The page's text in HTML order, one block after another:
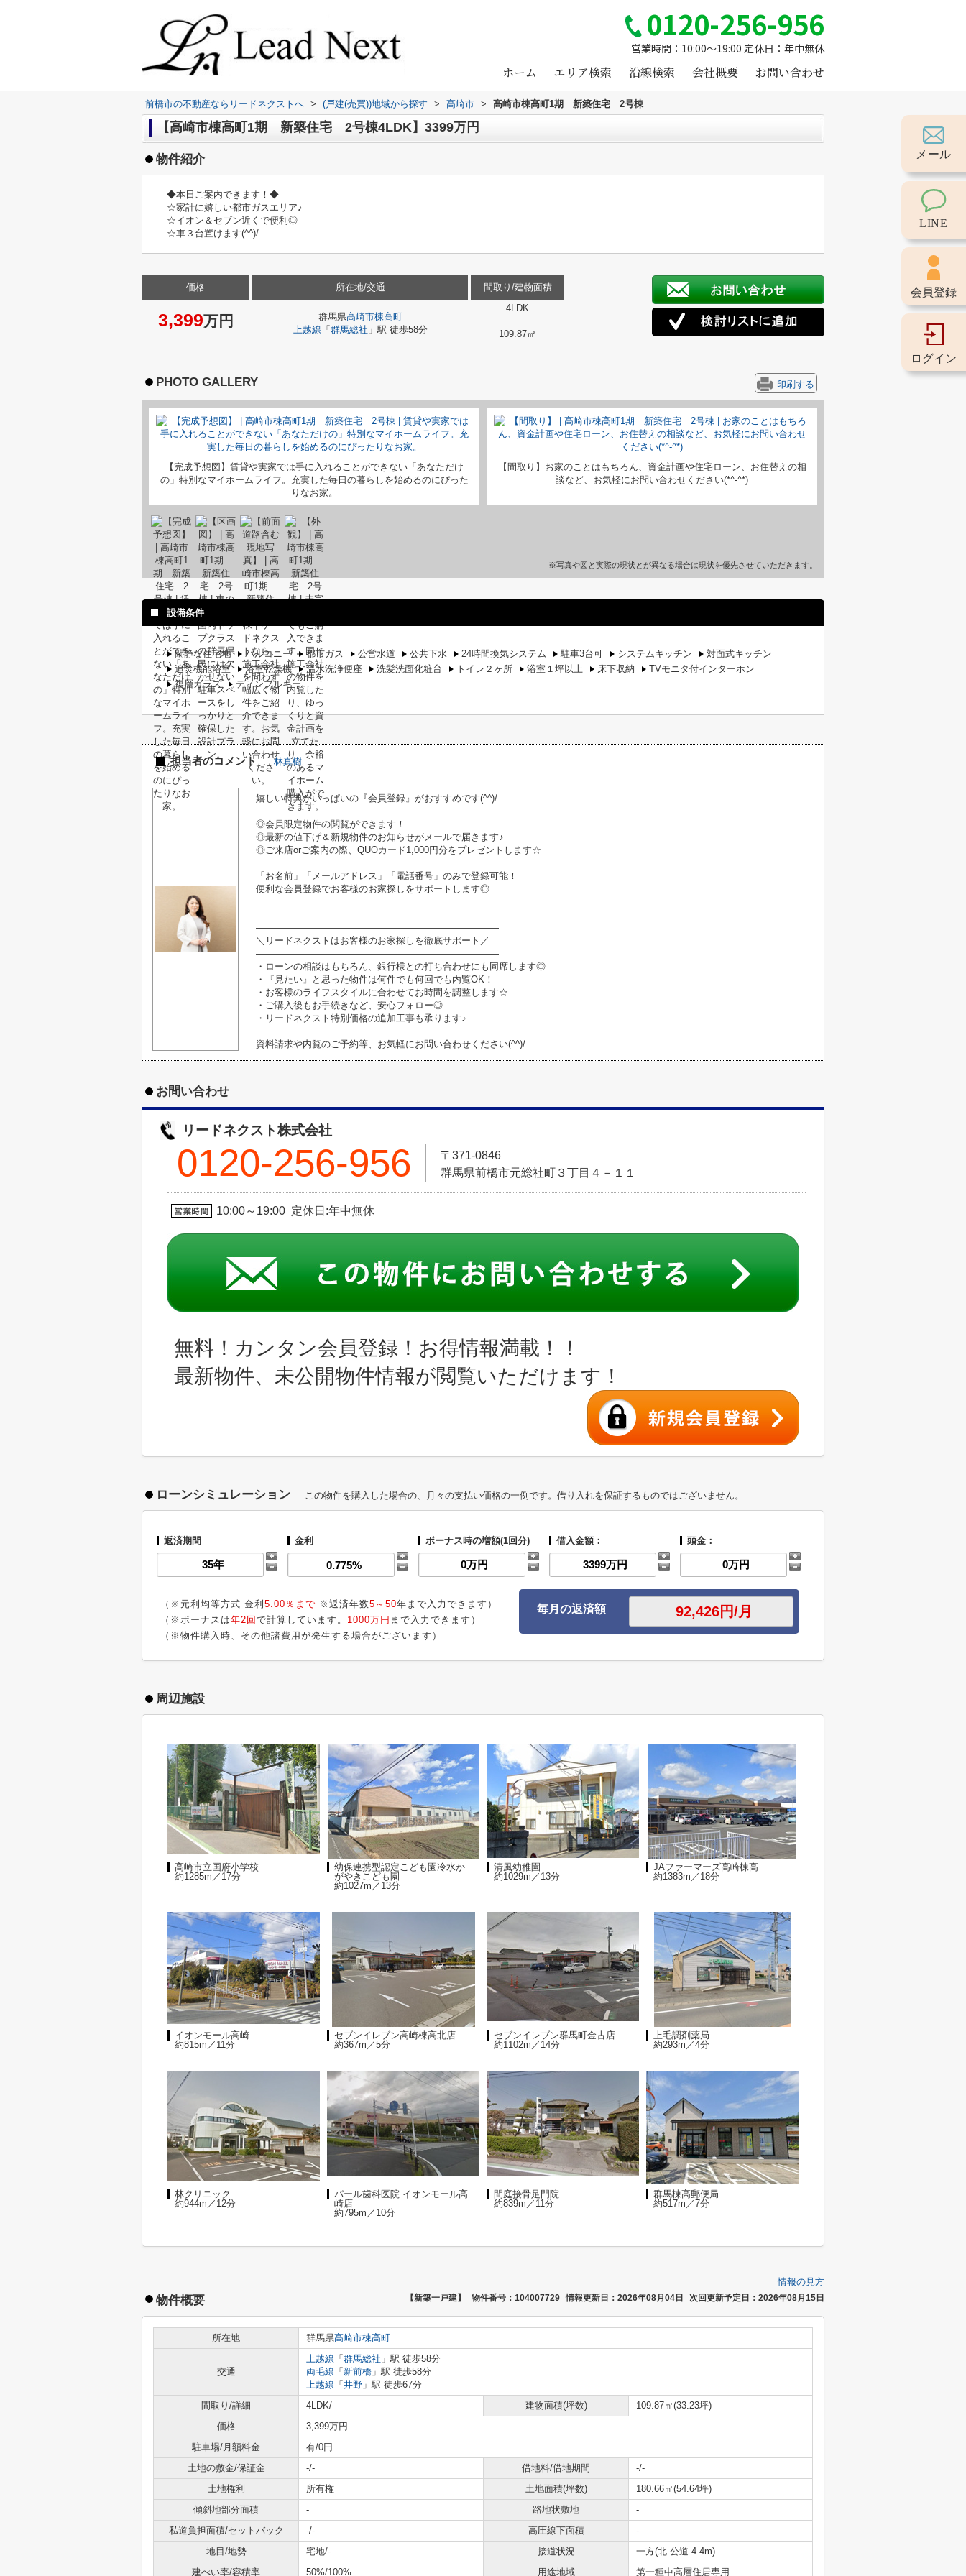
0120-256-956
営業時間：10:00～19:00 定休日：年中無休
ホーム エリア検索 沿線検索 会社概要 お問い合わせ
前橋市の不動産ならリードネクストへ > (戸建(売買))地域から探す > 高崎市 > 高崎市棟高町1期 新築住宅 2号棟
【高崎市棟高町1期 新築住宅 2号棟4LDK】3399万円
物件紹介
◆本日ご案内できます！◆
☆家計に嬉しい都市ガスエリア♪
☆イオン＆セブン近くで便利◎
☆車３台置けます(^^)/
価格
3,399万円
所在地/交通
群馬県高崎市棟高町
上越線 「 群馬総社 」駅 徒歩58分
間取り/建物面積
4LDK
109.87㎡
PHOTO GALLERY 印刷する
【完成予想図】賃貸や実家では手に入れることができない「あなただけ
の」特別なマイホームライフ。充実した毎日の暮らしを始めるのにぴった
りなお家。
【間取り】お家のことはもちろん、資金計画や住宅ローン、お住替えの相
談など、お気軽にお問い合わせください(*^-^*)
※写真や図と実際の現状とが異なる場合は現状を優先させていただきます。
設備条件
閑静な住宅地 バルコニー 都市ガス 公営水道 公共下水 24時間換気システム 駐車3台可 システムキッチン
対面式キッチン
追焚機能浴室
浴室乾燥機 温水洗浄便座 洗髪洗面化粧台 トイレ２ヶ所 浴室１坪以上 床下収納
TVモニタ付インターホン
複層ガラス
ディンプルキー
担当者のコメント 林真樹
嬉しい特典がいっぱいの『会員登録』がおすすめです(^^)/
◎会員限定物件の閲覧ができます！
◎最新の値下げ＆新規物件のお知らせがメールで届きます♪
◎ご来店orご案内の際、QUOカード1,000円分をプレゼントします☆
「お名前」「メールアドレス」「電話番号」のみで登録可能！
便利な会員登録でお客様のお家探しをサポートします◎
――――――――――――――――――――――――――
＼リードネクストはお客様のお家探しを徹底サポート／
――――――――――――――――――――――――――
・ローンの相談はもちろん、銀行様との打ち合わせにも同席します◎
・『見たい』と思った物件は何件でも何回でも内覧OK！
・お客様のライフスタイルに合わせてお時間を調整します☆
・ご購入後もお手続きなど、安心フォロー◎
・リードネクスト特別価格の追加工事も承ります♪
資料請求や内覧のご予約等、お気軽にお問い合わせください(^^)/
お問い合わせ
リードネクスト株式会社
0120-256-956
〒371-0846
群馬県前橋市元総社町３丁目４－１１
10:00～19:00 定休日:年中無休
無料！カンタン会員登録！お得情報満載！！
最新物件、未公開物件情報が閲覧いただけます！
ローンシミュレーション この物件を購入した場合の、月々の支払い価格の一例です。借り入れを保証するものではございません。
返済期間 金利 ボーナス時の増額(1回分) 借入金額： 頭金：
（※元利均等方式 金利 5.00％まで ※返済年数5～50年まで入力できます）
（※ボーナスは年2回 で計算しています。 1000万円 まで入力できます）
（※物件購入時、その他諸費用が発生する場合がございます）
毎月の返済額
周辺施設
高崎市立国府小学校
約1285m／17分
幼保連携型認定こども園冷水か
がやきこども園
約1027m／13分
清風幼稚園
約1029m／13分
JAファーマーズ高崎棟高
約1383m／18分
イオンモール高崎
約815m／11分
セブンイレブン高崎棟高北店
約367m／5分
セブンイレブン群馬町金古店
約1102m／14分
上毛調剤薬局
約293m／4分
林クリニック
約944m／12分
パール歯科医院 イオンモール高
崎店
約795m／10分
間庭接骨足門院
約839m／11分
群馬棟高郵便局
約517m／7分
情報の見方
物件概要 【新築一戸建】 物件番号：104007729 情報更新日：2026年08月04日 次回更新予定日：2026年08月15日
所在地 群馬県高崎市棟高町
交通
上越線 「 群馬総社 」駅 徒歩58分
両毛線 「 新前橋 」駅 徒歩58分
上越線 「 井野 」駅 徒歩67分
間取り/詳細
4LDK/ 建物面積(坪数)
109.87㎡(33.23坪)
価格
3,399万円
駐車場/月額料金
有/0円
土地の敷金/保証金
-/- 借地料/借地期間
-/-
土地権利
所有権 土地面積(坪数)
180.66㎡(54.64坪)
傾斜地部分面積
- 路地状敷地
-
私道負担面積/セットバック
-/- 高圧線下面積
-
地目/地勢
宅地/- 接道状況
一方(北 公道 4.4m)
建ぺい率/容積率
50%/100% 用途地域 第一種中高層住居専用
メール
LINE
会員登録
ログイン